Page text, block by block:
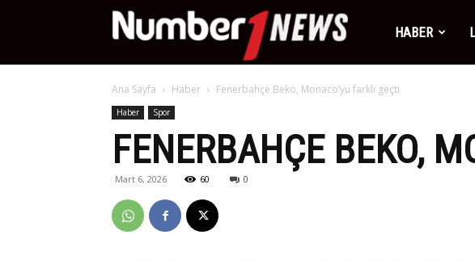
Number1
News
HABER
Ana Sayfa Haber Fenerbahçe Beko, Monaco’yu farklı geçti
Haber Spor
FENERBAHÇE BEKO,
Mart 6, 2026 60 0